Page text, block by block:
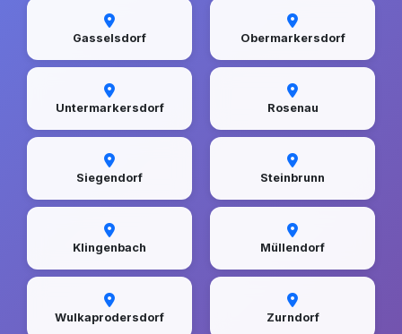
Gasselsdorf Obermarkersdorf
Untermarkersdorf Rosenau
Siegendorf Steinbrunn
Klingenbach Müllendorf
Wulkaprodersdorf Zurndorf